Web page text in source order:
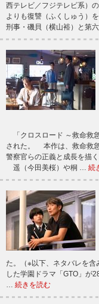
西テレビ／フジテレビ系）
よりも復讐（ふくしゅう）
刑事・磯貝（横山裕）と第
「クロスロード ～救命救
された。 本作は、救命救急
警察官らの正義と成長を描
遥（今田美桜）や桐 … 続
た。（※以下、ネタバレを
した学園ドラマ「GTO」が
… 続きを読む